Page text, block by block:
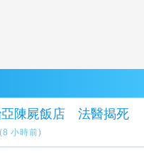
陳屍飯店 法醫揭死
(8 小時前)